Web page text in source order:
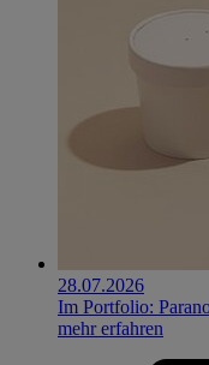
28.07.2026
Im Portfolio:
mehr erfahren